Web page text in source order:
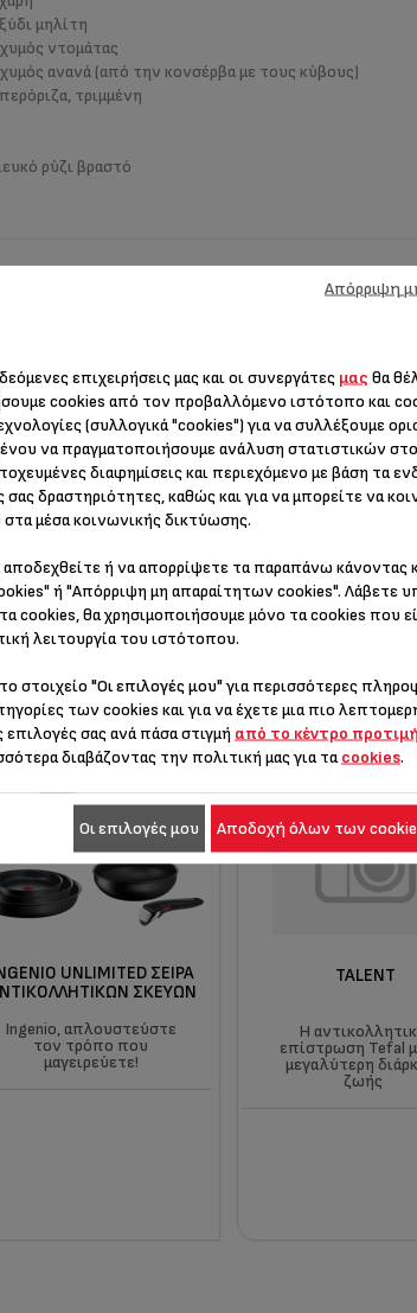
μηλίτη
ντομάτας
ανανά (από την κονσέρβα με τους κύβους)
τριμμένη
ρύζι βραστό
και βάλτε το στην άκρη. Αναμείξτε όλα τα
το κοτόπουλο στο λάδι έως ότου να
ντομάτες και τους κύβους ανανά και ζεστάνετέ τα
εάν χρειαστεί.
συνεχώς. Σερβίρετε με λευκό ρύζι βραστό.
για την
UNLIMITED ΣΕΙΡΆ
ΣΚΕΥΏΝ
Ingenio, απλουστεύστε
τον τρόπο που
μαγειρεύετε!
TALENT
Η
επίστρωση Tefal
μεγαλύτερη
ζωής
επιχειρήσεις μας και οι συνεργάτες μας θα
cookies από τον προβαλλόμενο ιστότοπο και
(συλλογικά "cookies") για να συλλέξουμε
να πραγματοποιήσουμε ανάλυση στατιστικών
διαφημίσεις και περιεχόμενο με βάση τα
σας δραστηριότητες, καθώς και για να μπορείτε να
στα μέσα κοινωνικής δικτύωσης.
ή να απορρίψετε τα παραπάνω κάνοντας
ή "Απόρριψη μη απαραίτητων cookies". Λάβετε
cookies, θα χρησιμοποιήσουμε μόνο τα cookies που
λειτουργία του ιστότοπου.
στοιχείο "Οι επιλογές μου"για περισσότερες
των cookies και για να έχετε μια πιο
επιλογές σας ανά πάσα στιγμή από το κέντρο
διαβάζοντας την πολιτική μας για τα cookies.
Απόρριψη
Οι επιλογές μου Αποδοχή όλων των